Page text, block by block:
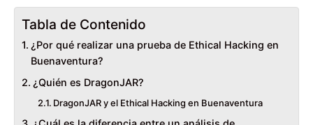
Tabla de Contenido
¿Por qué realizar una prueba de Ethical Hacking en
Buenaventura?
¿Quién es DragonJAR?
DragonJAR y el Ethical Hacking en Buenaventura